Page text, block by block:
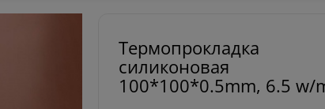
Термопрокладка
силиконовая
100*100*0.5mm, 6.5 w/